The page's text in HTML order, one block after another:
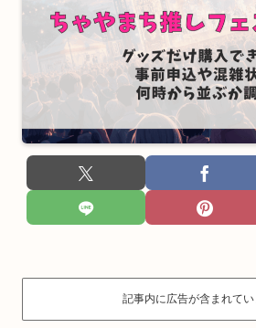
記事内に広告が含まれてい